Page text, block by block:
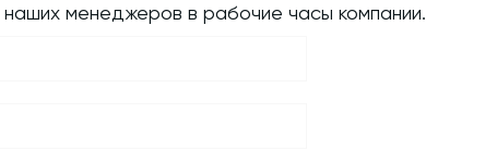
наших менеджеров в рабочие часы компании.